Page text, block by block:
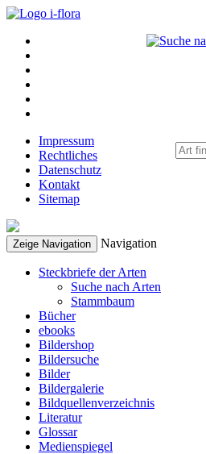
Impressum
Rechtliches
Datenschutz
Kontakt
Sitemap
Zeige Navigation Navigation
Steckbriefe der Arten
Suche nach Arten
Stammbaum
Bücher
ebooks
Bildershop
Bildersuche
Bilder
Bildergalerie
Bildquellenverzeichnis
Literatur
Glossar
Medienspiegel